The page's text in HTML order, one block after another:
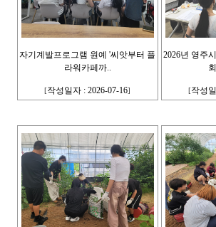
자기계발프로그램 원예 '씨앗부터 플
라워카페까..
[작성일자 : 2026-07-16]
2026년 영주
[작성